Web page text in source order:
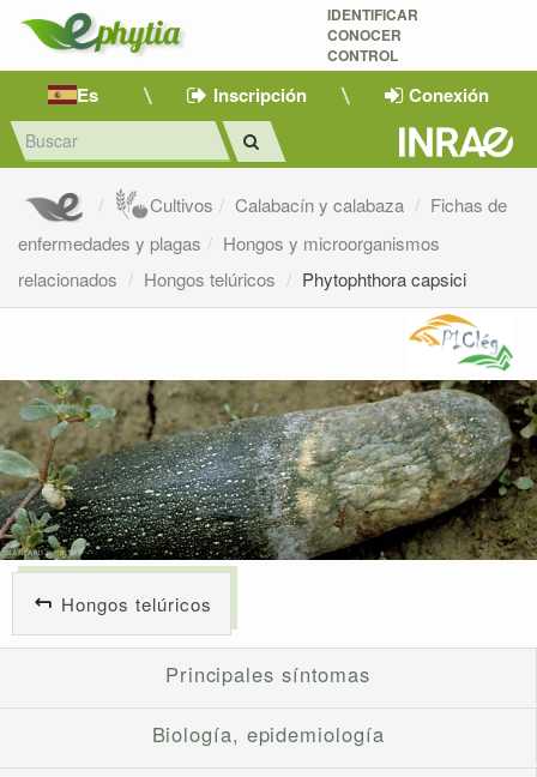
IDENTIFICAR
CONOCER
CONTROL
Es Inscripción Conexión
Cultivos Calabacín y calabaza
Fichas de
enfermedades y plagas
Hongos y microorganismos
relacionados
Hongos telúricos Phytophthora capsici
Hongos telúricos
Principales síntomas
Biología, epidemiología